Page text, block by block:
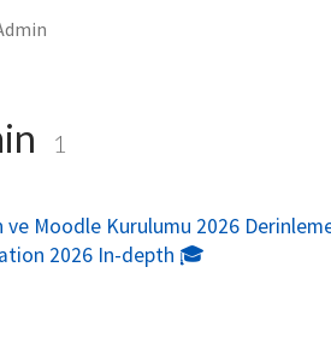
1
Moodle Kurulumu 2026
2026 In-depth 🎓